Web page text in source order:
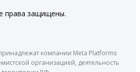
права защищены.
компании Meta Platforms
организацией, деятельность